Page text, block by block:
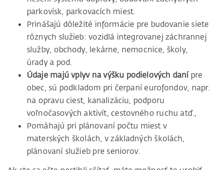
parkovísk, parkovacích miest.
Prinášajú dôležité informácie pre budovanie siete
rôznych služieb: vozidlá integrovanej záchrannej
služby, obchody, lekárne, nemocnice, školy,
úrady a pod.
Údaje majú vplyv na výšku podielových danípre
obec, sú podkladom pri čerpaní eurofondov, napr.
na opravu ciest, kanalizáciu, podporu
voľnočasových aktivít, cestovného ruchu atď.,
Pomáhajú pri plánovaní počtu miest v
materských školách, v základných školách,
plánovaní služieb pre seniorov.